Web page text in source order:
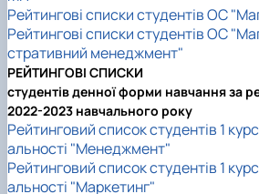
Рейтингові списки студентів ОС
Рейтингові списки студентів ОС
стративний менеджмент"
РЕЙТИНГОВІ СПИСКИ
студентів денної форми навчання за
2022-2023 навчального року
Рейтинговий список студентів 1
альності "Менеджмент"
Рейтинговий список студентів 1
альності "Маркетинг"